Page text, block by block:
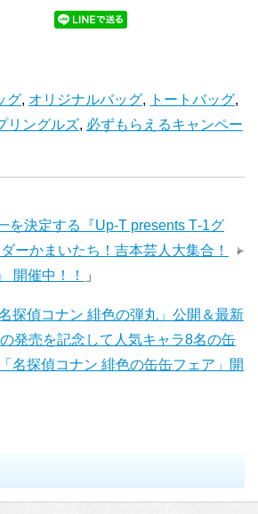
グ, オリジナルバッグ, トートバッグ,
リングルズ, 必ずもらえるキャンペー
を決定する『Up‐T presents T‐1グ
ーかまいたち！吉本芸人大集合！
開催中！！
」
探偵コナン 緋色の弾丸」公開＆最新
発売を記念して人気キャラ8名の缶
名探偵コナン 緋色の缶缶フェア」開